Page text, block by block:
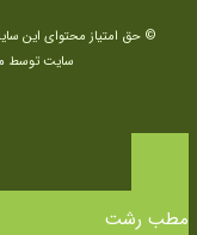
© حق امتیاز محتوای این
سایت توسط
مطب رشت